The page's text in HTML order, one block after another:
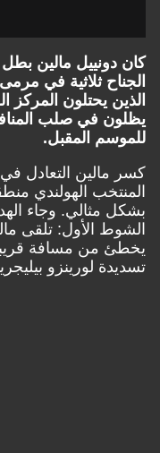
كان دونييل مالين
الذين يحتلون
يظلون في صلب
للموسم المقبل.
كسر مالين التعادل في
المنتخب الهولندي
بشكل مثالي. وجاء
الشوط الأول: تلقى
يخطئ من مسافة
تسديدة لورينزو